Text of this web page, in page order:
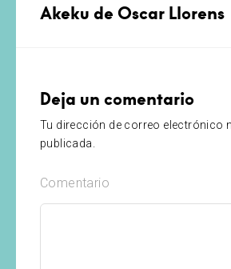
Akeku de Oscar Llorens
Deja un comentario
Tu dirección de correo electrónico
publicada.
Comentario